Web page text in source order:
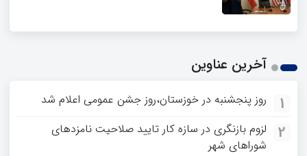
آخرین عناوین
1 روز پنجشنبه در خوزستان،روز جشن عمومی اعلام شد
2
لزوم بازنگری در سازه کار تایید صلاحیت نامزدهای
شوراهای شهر